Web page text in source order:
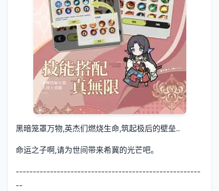
黑暗笼罩万物,英杰们燃烧生命,筑起极后的壁垒..
命运之子啊,请为世间带来希冀的光芒吧。
------------------------------------------------------
--